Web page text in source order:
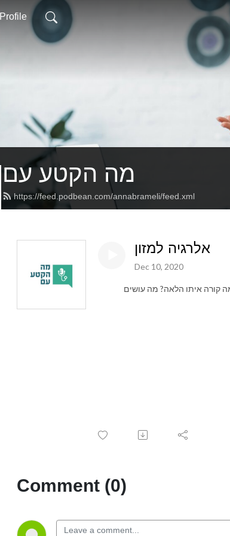
Profile
מה הקטע עם
https://feed.podbean.com/annabrameli/feed.xml
אלרגיה למזון
Dec 10, 2020
קורה איתו הלאה? מה עושים
Comment (0)